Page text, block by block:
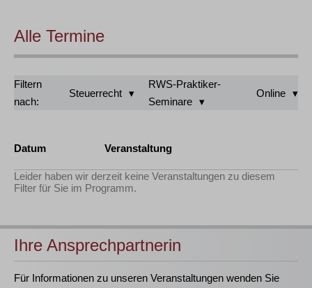
Alle Termine
Filtern
nach:
Steuerrecht
RWS-Praktiker-
Seminare
Online
Datum Veranstaltung
Leider haben wir derzeit keine Veranstaltungen zu diesem
Filter für Sie im Programm.
Ihre Ansprechpartnerin
Für Informationen zu unseren Veranstaltungen wenden Sie